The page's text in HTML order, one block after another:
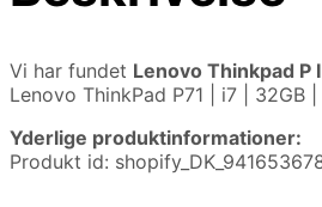
Vi har fundet Lenovo Thinkpad P
Lenovo ThinkPad P71 | i7 | 32GB
Yderlige produktinformationer:
Produkt id: